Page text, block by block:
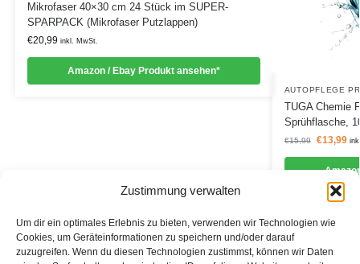
Zustimmung verwalten
Um dir ein optimales Erlebnis zu bieten, verwenden wir Technologien wie
Cookies, um Geräteinformationen zu speichern und/oder darauf
zuzugreifen. Wenn du diesen Technologien zustimmst, können wir Daten
Mikrofaser 40×30 cm 24 Stück im SUPER-
SPARPACK (Mikrofaser Putzlappen)
€20,99 inkl. MwSt.
Amazon / Ebay Produkt ansehen*
AUTOPFLEGE
TUGA Chemie
Sprühflasche,
€15,99 €13,99